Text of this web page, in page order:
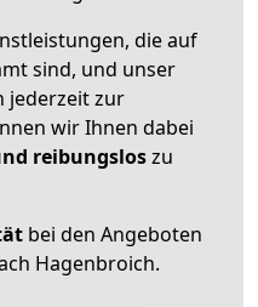
die auf
sind, und unser
jederzeit zur
wir Ihnen dabei
reibungsloszu
bei den Angeboten
Hagenbroich.